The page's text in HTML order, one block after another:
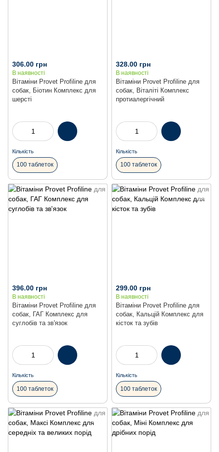
Вітаміни Provet Profiline для
собак, Біотин Комплекс для
шерсті
306.00 грн
В наявності
Кількість
100 таблеток
Вітаміни Provet Profiline для
собак, Віталіті Комплекс
протиалергічний
328.00 грн
В наявності
Кількість
100 таблеток
Вітаміни Provet Profiline для
собак, ГАГ Комплекс для
суглобів та зв'язок
396.00 грн
В наявності
Кількість
100 таблеток
Вітаміни Provet Profiline для
собак, Кальцій Комплекс для
кісток та зубів
299.00 грн
В наявності
Кількість
100 таблеток